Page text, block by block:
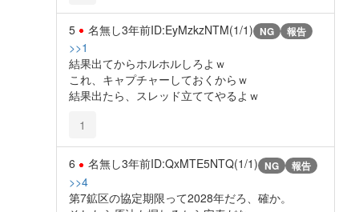
5 名無し3年前ID:EyMzkzNTM(1/1) NG 報告
>>1
結果出てからホルホルしろよｗ
これ、キャプチャーしておくからｗ
結果出たら、スレッド立ててやるよｗ
1
6 名無し3年前ID:QxMTE5NTQ(1/1) NG 報告
>>4
第7鉱区の協定期限って2028年だろ、確か。